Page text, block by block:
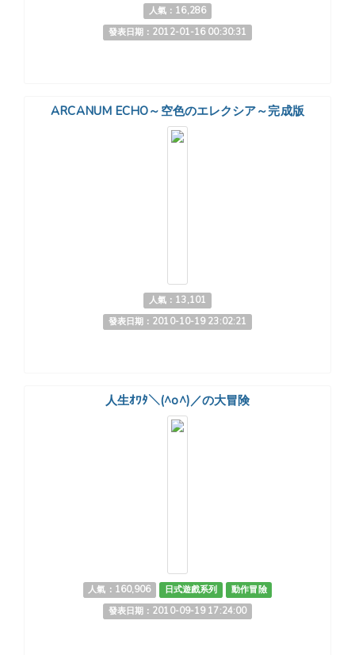
人氣：16,286
發表日期：2012-01-16 00:30:31
ARCANUM ECHO～空色のエレクシア～完成版
人氣：13,101
發表日期：2010-10-19 23:02:21
人生ｵﾜﾀ＼(^o^)／の大冒険
人氣：160,906 日式遊戲系列
動作冒險
發表日期：2010-09-19 17:24:00